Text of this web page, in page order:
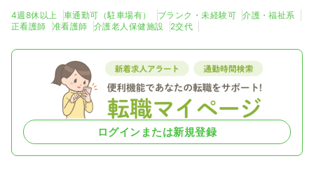
4週8休以上 車通勤可（駐車場有） ブランク・未経験可
介護・福祉系
正看護師
准看護師 介護老人保健施設 2交代
ログインまたは新規登録